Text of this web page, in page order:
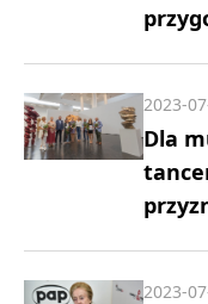
Dla
2023-
2023-